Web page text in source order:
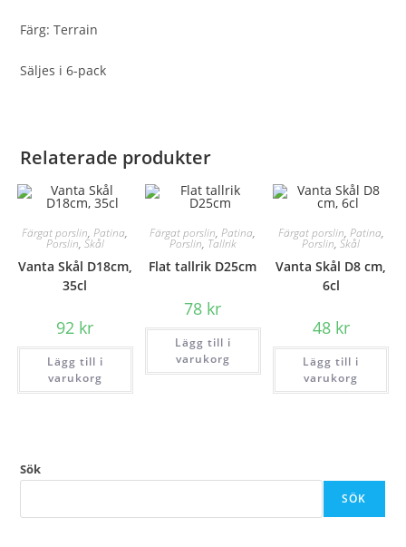
Färg: Terrain
Säljes i 6-pack
Relaterade produkter
Färgat porslin,Patina,
Porslin, Skål
Vanta Skål D18cm,
35cl
92 kr
Lägg till i
varukorg
Färgat porslin,Patina,
Porslin, Tallrik
Flat tallrik D25cm
78 kr
Lägg till i
varukorg
Färgat porslin, Patina,
Porslin,Skål
Vanta Skål D8 cm,
6cl
48 kr
Lägg till i
varukorg
Sök
SÖK